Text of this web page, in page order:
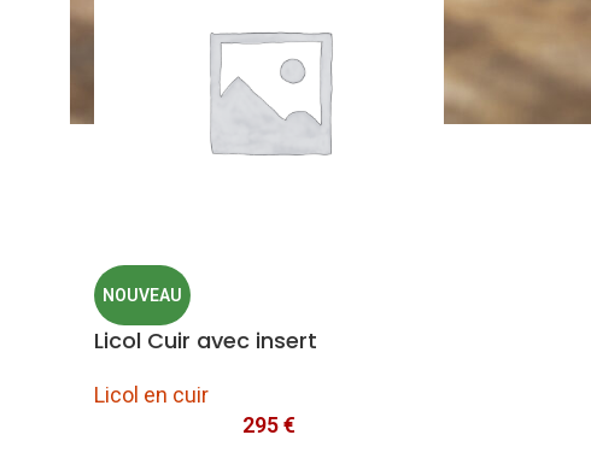
NOUVEAU
Licol Cuir avec insert
Licol en cuir
295€